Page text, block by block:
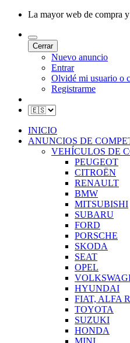
La mayor web de compra y
Cerrar
Nuevo anuncio
Entrar
Olvidé mi usuario o
Registrarme
INICIO
ANUNCIOS DE
VEHÍCULOS DE
PEUGEOT
CITROËN
RENAULT
BMW
MITSUBISHI
SUBARU
FORD
PORSCHE
SKODA
SEAT
OPEL
HYUNDAI
FIAT, ALFA
TOYOTA
SUZUKI
HONDA
MINI